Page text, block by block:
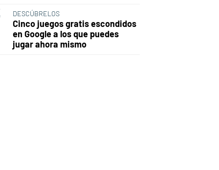
DESCÚBRELOS
Cinco juegos gratis escondidos
en Google a los que puedes
jugar ahora mismo